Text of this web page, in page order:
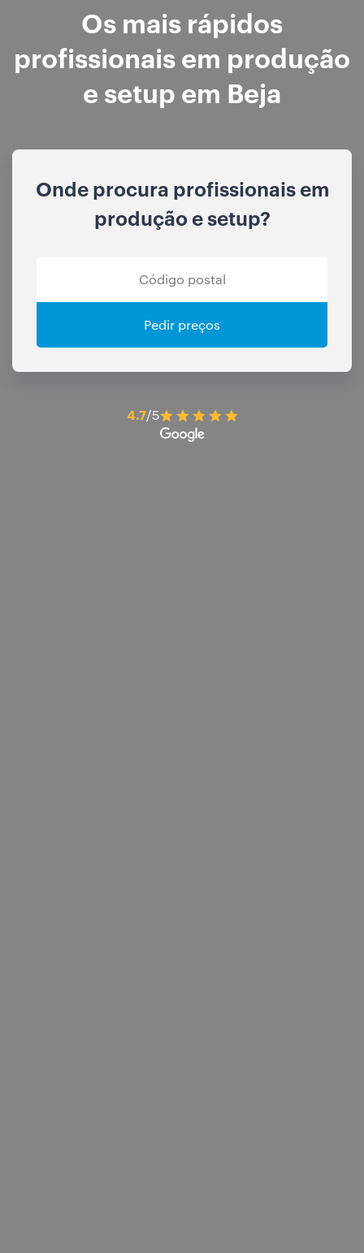
Os mais rápidos
profissionais em produção
e setup em Beja
Onde procura profissionais em
produção e setup?
Pedir preços
4.7/5